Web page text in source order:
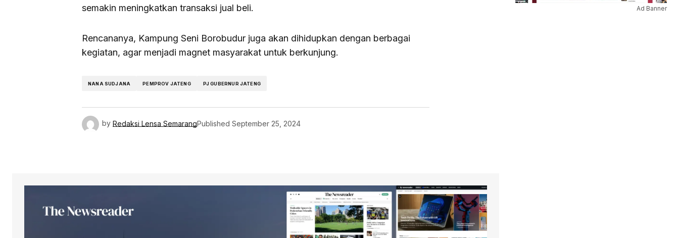
semakin meningkatkan transaksi jual beli.
Rencananya, Kampung Seni Borobudur juga akan dihidupkan dengan berbagai
kegiatan, agar menjadi magnet masyarakat untuk berkunjung.
NANA SUDJANA PEMPROV JATENG PJ GUBERNUR JATENG
by Redaksi Lensa SemarangPublished September 25, 2024
Ad Banner